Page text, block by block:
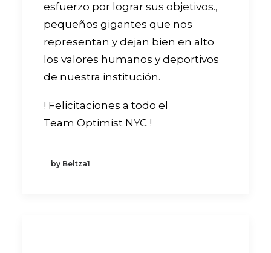
esfuerzo por lograr sus objetivos.,
pequeños gigantes que nos
representan y dejan bien en alto
los valores humanos y deportivos
de nuestra institución.
! Felicitaciones a todo el
Team Optimist NYC !
by Beltza1